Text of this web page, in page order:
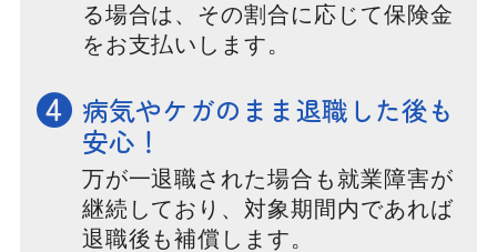
る場合は、その割合に応じて保険金
をお支払いします。
❹ 病気やケガのまま退職した後も
安心！
万が一退職された場合も就業障害が
継続しており、対象期間内であれば
退職後も補償します。